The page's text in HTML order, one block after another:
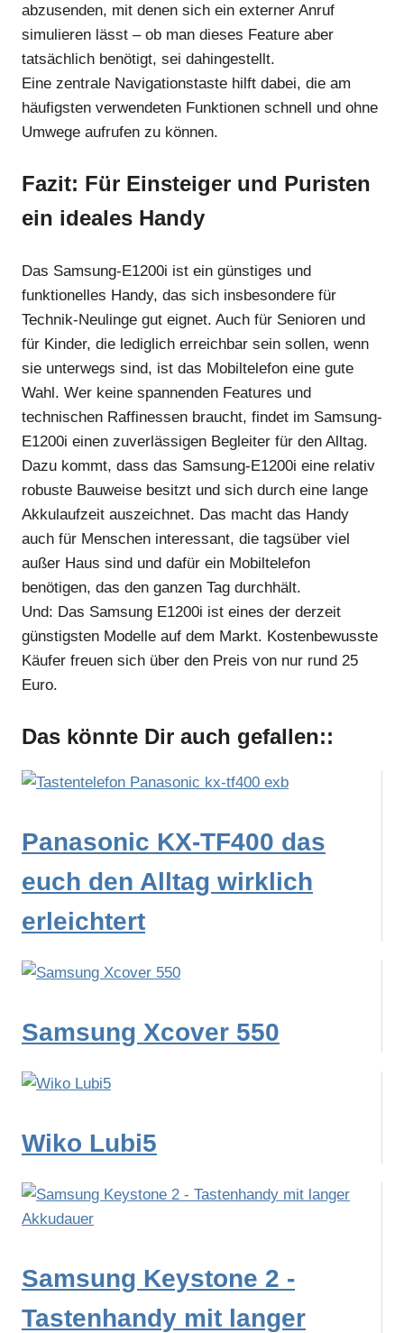
abzusenden, mit denen sich ein externer Anruf
simulieren lässt – ob man dieses Feature aber
tatsächlich benötigt, sei dahingestellt.
Eine zentrale Navigationstaste hilft dabei, die am
häufigsten verwendeten Funktionen schnell und ohne
Umwege aufrufen zu können.
Fazit: Für Einsteiger und Puristen
ein ideales Handy
Das Samsung-E1200i ist ein günstiges und
funktionelles Handy, das sich insbesondere für
Technik-Neulinge gut eignet. Auch für Senioren und
für Kinder, die lediglich erreichbar sein sollen, wenn
sie unterwegs sind, ist das Mobiltelefon eine gute
Wahl. Wer keine spannenden Features und
technischen Raffinessen braucht, findet im Samsung-
E1200i einen zuverlässigen Begleiter für den Alltag.
Dazu kommt, dass das Samsung-E1200i eine relativ
robuste Bauweise besitzt und sich durch eine lange
Akkulaufzeit auszeichnet. Das macht das Handy
auch für Menschen interessant, die tagsüber viel
außer Haus sind und dafür ein Mobiltelefon
benötigen, das den ganzen Tag durchhält.
Und: Das Samsung E1200i ist eines der derzeit
günstigsten Modelle auf dem Markt. Kostenbewusste
Käufer freuen sich über den Preis von nur rund 25
Euro.
Das könnte Dir auch gefallen::
Panasonic KX-TF400 das
euch den Alltag wirklich
erleichtert
Samsung Xcover 550
Wiko Lubi5
Samsung Keystone 2 -
Tastenhandy mit langer